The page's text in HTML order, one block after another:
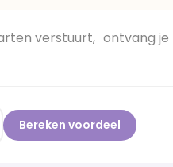
verstuurt, ontvang je
Bereken voordeel